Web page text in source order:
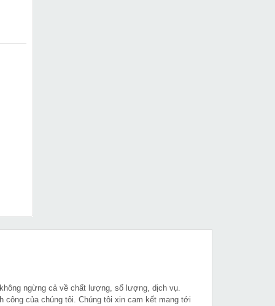
ngừng cả về chất lượng, số lượng, dịch vụ.
của chúng tôi. Chúng tôi xin cam kết mang tới